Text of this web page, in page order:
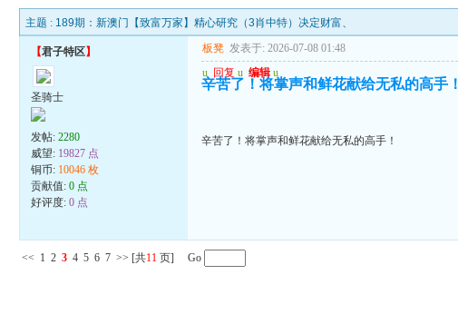
主题 : 189期：新澳门【致富万家】精心研究（3肖中特）决定财富、
【君子特区】
圣骑士
发帖:2280
威望: 19827 点
铜币: 10046 枚
贡献值:0 点
好评度:0 点
板凳 发表于: 2026-07-08 01:48
u 回复 u 编辑 u
辛苦了！将掌声和鲜花献给无私的高手！
辛苦了！将掌声和鲜花献给无私的高手！
<< 1 2 3 4 5 6 7 >> [共11 页] Go